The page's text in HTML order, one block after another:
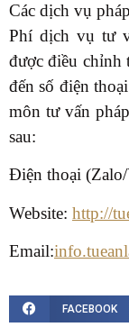
Các dịch vụ
Phí dịch vụ tư
được điều chỉnh
đến số điện
môn tư vấn
sau:
Điện thoại
Website: http://
Email:
FACEBOOK